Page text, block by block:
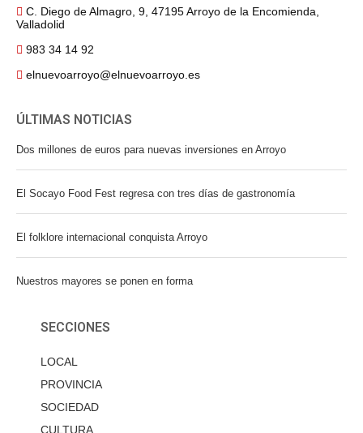
C. Diego de Almagro, 9, 47195 Arroyo de la Encomienda,
Valladolid
983 34 14 92
elnuevoarroyo@elnuevoarroyo.es
ÚLTIMAS NOTICIAS
Dos millones de euros para nuevas inversiones en Arroyo
El Socayo Food Fest regresa con tres días de gastronomía
El folklore internacional conquista Arroyo
Nuestros mayores se ponen en forma
SECCIONES
LOCAL
PROVINCIA
SOCIEDAD
CULTURA